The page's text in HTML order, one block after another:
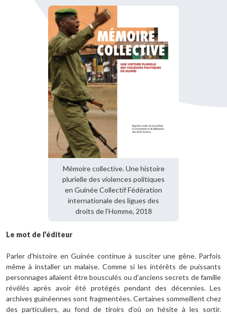
Mémoire collective. Une histoire
plurielle des violences politiques
en Guinée Collectif Fédération
internationale des ligues des
droits de l’Homme, 2018
Le mot de l’éditeur
Parler d’histoire en Guinée continue à susciter une gêne. Parfois
même à installer un malaise. Comme si les intérêts de puissants
personnages allaient être bousculés ou d’anciens secrets de famille
révélés après avoir été protégés pendant des décennies. Les
archives guinéennes sont fragmentées. Certaines sommeillent chez
des particuliers, au fond de tiroirs d’où on hésite à les sortir.